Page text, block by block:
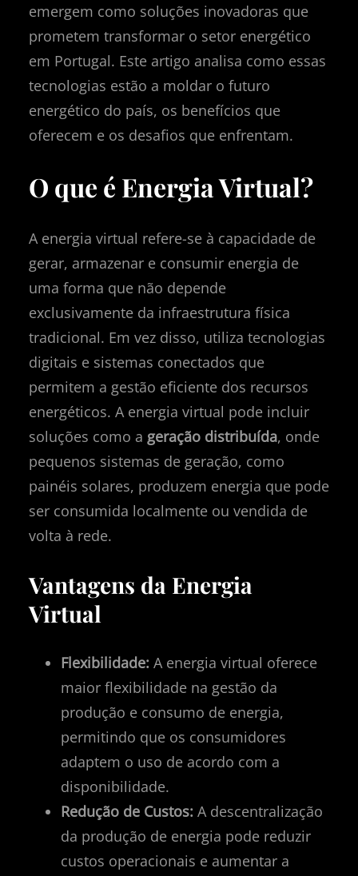
emergem como soluções inovadoras que
prometem transformar o setor energético
em Portugal. Este artigo analisa como essas
tecnologias estão a moldar o futuro
energético do país, os benefícios que
oferecem e os desafios que enfrentam.
O que é Energia Virtual?
A energia virtual refere-se à capacidade de
gerar, armazenar e consumir energia de
uma forma que não depende
exclusivamente da infraestrutura física
tradicional. Em vez disso, utiliza tecnologias
digitais e sistemas conectados que
permitem a gestão eficiente dos recursos
energéticos. A energia virtual pode incluir
soluções como a geração distribuída, onde
pequenos sistemas de geração, como
painéis solares, produzem energia que pode
ser consumida localmente ou vendida de
volta à rede.
Vantagens da Energia
Virtual
Flexibilidade: A energia virtual oferece
maior flexibilidade na gestão da
produção e consumo de energia,
permitindo que os consumidores
adaptem o uso de acordo com a
disponibilidade.
Redução de Custos: A descentralização
da produção de energia pode reduzir
custos operacionais e aumentar a